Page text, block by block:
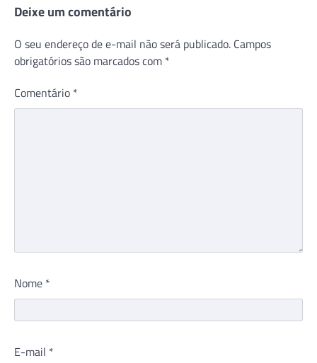
Deixe um comentário
O seu endereço de e-mail não será publicado. Campos
obrigatórios são marcados com *
Comentário *
Nome *
E-mail *